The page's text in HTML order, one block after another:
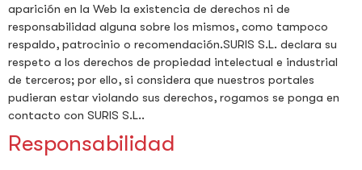
aparición en la Web la existencia de derechos ni de
responsabilidad alguna sobre los mismos, como tampoco
respaldo, patrocinio o recomendación.SURIS S.L. declara su
respeto a los derechos de propiedad intelectual e industrial
de terceros; por ello, si considera que nuestros portales
pudieran estar violando sus derechos, rogamos se ponga en
contacto con SURIS S.L..
Responsabilidad